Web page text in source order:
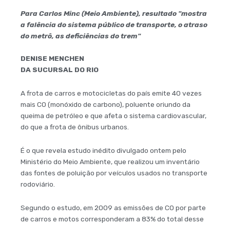
Para Carlos Minc (Meio Ambiente), resultado "mostra
a falência do sistema público de transporte, o atraso
do metrô, as deficiências do trem"
DENISE MENCHEN
DA SUCURSAL DO RIO
A frota de carros e motocicletas do país emite 40 vezes
mais CO (monóxido de carbono), poluente oriundo da
queima de petróleo e que afeta o sistema cardiovascular,
do que a frota de ônibus urbanos.
É o que revela estudo inédito divulgado ontem pelo
Ministério do Meio Ambiente, que realizou um inventário
das fontes de poluição por veículos usados no transporte
rodoviário.
Segundo o estudo, em 2009 as emissões de CO por parte
de carros e motos corresponderam a 83% do total desse